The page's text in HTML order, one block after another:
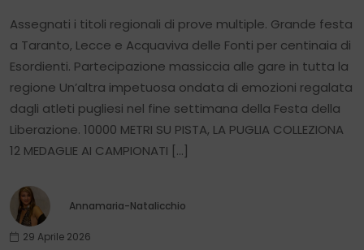
Assegnati i titoli regionali di prove multiple. Grande festa
a Taranto, Lecce e Acquaviva delle Fonti per centinaia di
Esordienti. Partecipazione massiccia alle gare in tutta la
regione Un’altra impetuosa ondata di emozioni regalata
dagli atleti pugliesi nel fine settimana della Festa della
Liberazione. 10000 METRI SU PISTA, LA PUGLIA COLLEZIONA
12 MEDAGLIE AI CAMPIONATI […]
Annamaria-Natalicchio
29 Aprile 2026